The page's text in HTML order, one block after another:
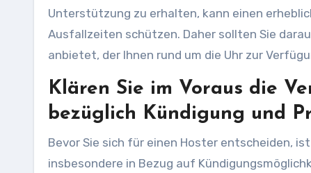
Unterstützung zu erhalten, kann einen
Ausfallzeiten schützen. Daher sollten Sie
anbietet, der Ihnen rund um die Uhr zur
Klären Sie im Voraus die
bezüglich Kündigung und
Bevor Sie sich für einen Hoster entscheiden,
insbesondere in Bezug auf